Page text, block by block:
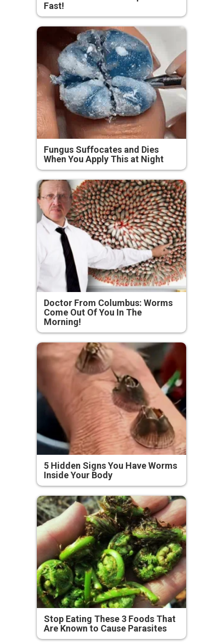
Fast!
Fungus Suffocates and Dies
When You Apply This at Night
Doctor From Columbus: Worms
Come Out Of You In The
Morning!
5 Hidden Signs You Have Worms
Inside Your Body
Stop Eating These 3 Foods That
Are Known to Cause Parasites